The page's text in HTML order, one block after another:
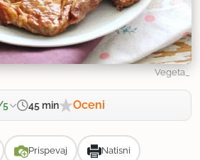
Vegeta_
45 min Oceni
Prispevaj Natisni